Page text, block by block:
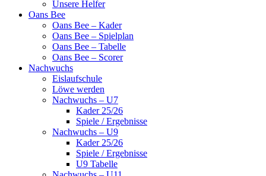
Unsere Helfer
Oans Bee
Oans Bee – Kader
Oans Bee – Spielplan
Oans Bee – Tabelle
Oans Bee – Scorer
Nachwuchs
Eislaufschule
Löwe werden
Nachwuchs – U7
Kader 25/26
Spiele / Ergebnisse
Nachwuchs – U9
Kader 25/26
Spiele / Ergebnisse
U9 Tabelle